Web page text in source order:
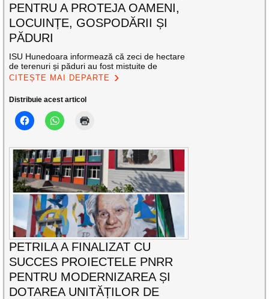
PENTRU A PROTEJA OAMENI,
LOCUINȚE, GOSPODĂRII ȘI
PĂDURI
ISU Hunedoara informează că zeci de hectare
de terenuri și păduri au fost mistuite de
CITEȘTE MAI DEPARTE
Distribuie acest articol
PETRILA A FINALIZAT CU
SUCCES PROIECTELE PNRR
PENTRU MODERNIZAREA ȘI
DOTAREA UNITĂȚILOR DE